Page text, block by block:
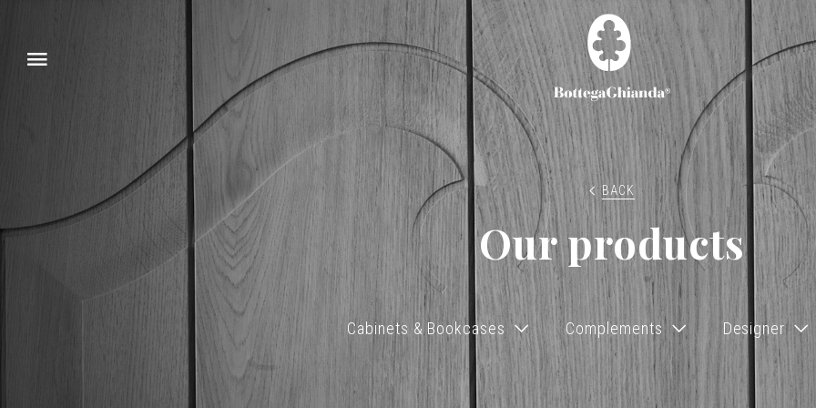
BACK
Our products
Cabinets & Bookcases Complements Designer